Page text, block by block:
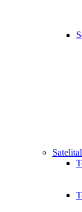
Satelital